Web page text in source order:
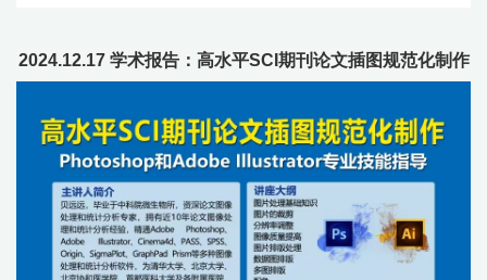
2024.12.17 学术报告：高水平SCI期刊论文插图规范化制作